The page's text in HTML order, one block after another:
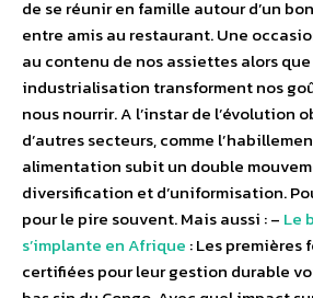
de se réunir en famille autour d’un
entre amis au restaurant. Une
au contenu de nos assiettes alors
industrialisation transforment nos
nous nourrir. A l’instar de l’évolution
d’autres secteurs, comme
alimentation subit un double
diversification et d’uniformisation.
pour le pire souvent. Mais aussi : – Le
s’implante en Afrique : Les
certifiées pour leur gestion durable